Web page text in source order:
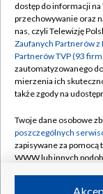
Abonament
Emisja w TVP
Centrum
Naziemna
Rada
System NOS
Informacje o
dostęp do informacji
przechowywanie oraz
nas, czyli Telewizję
Zaufanych Partnerów z
Partnerów TVP (93
zautomatyzowanego
mierzenia ich
także zgody na
Twoje dane osobowe
poszczególnych
zapisywane za
WWW lub innych